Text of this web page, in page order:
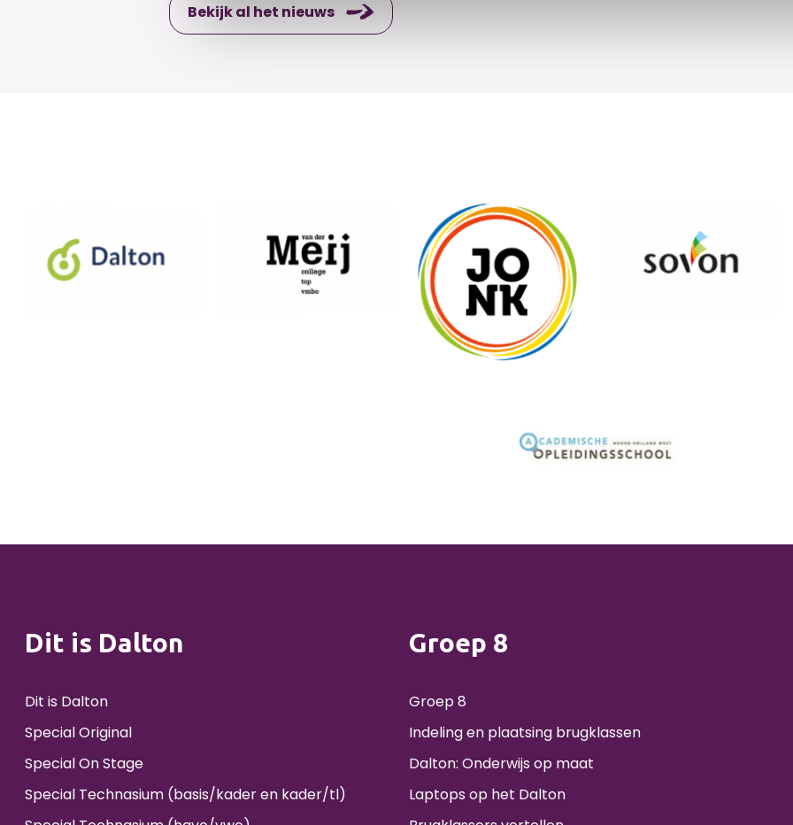
Bekijk al het nieuws
Dit is Dalton
Dit is Dalton
Special Original
Special On Stage
Special Technasium (basis/kader en kader/tl)
Groep 8
Groep 8
Indeling en plaatsing brugklassen
Dalton: Onderwijs op maat
Laptops op het Dalton